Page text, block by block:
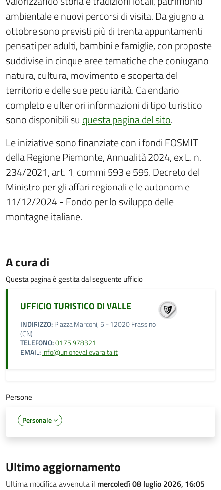
ambientale e nuovi percorsi di visita. Da giugno a
ottobre sono previsti più di trenta appuntamenti
pensati per adulti, bambini e famiglie, con proposte
suddivise in cinque aree tematiche che coniugano
natura, cultura, movimento e scoperta del
territorio e delle sue peculiarità. Calendario
completo e ulteriori informazioni di tipo turistico
sono disponibili su questa pagina del sito.
Le iniziative sono finanziate con i fondi FOSMIT
della Regione Piemonte, Annualità 2024, ex L. n.
234/2021, art. 1, commi 593 e 595. Decreto del
Ministro per gli affari regionali e le autonomie
11/12/2024 - Fondo per lo sviluppo delle
montagne italiane.
A cura di
Questa pagina è gestita dal seguente ufficio
UFFICIO TURISTICO DI VALLE
INDIRIZZO:Piazza Marconi, 5 - 12020 Frassino
(CN)
TELEFONO:0175.978321
EMAIL:info@unionevallevaraita.it
Persone
Personale
Ultimo aggiornamento
Ultima modifica avvenuta il mercoledì 08 luglio 2026, 16:05